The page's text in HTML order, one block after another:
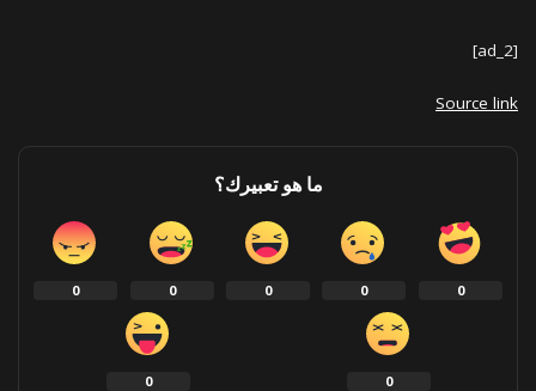
[ad_2]
Source link
ما هو تعبيرك؟
0
0
0
0
0
0
0